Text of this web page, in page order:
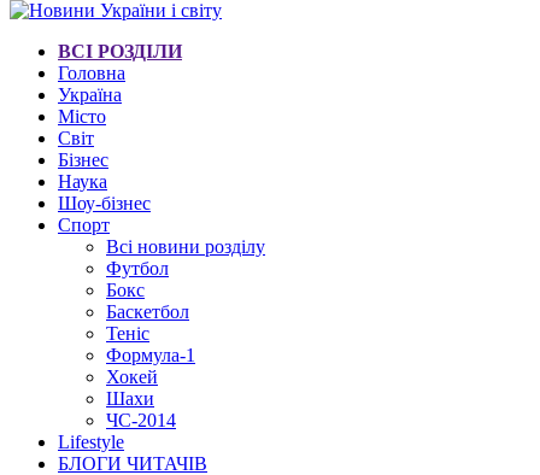
ВСІ РОЗДІЛИ
Головна
Україна
Місто
Світ
Бізнес
Наука
Шоу-бізнес
Спорт
Всі новини розділу
Футбол
Бокс
Баскетбол
Теніс
Формула-1
Хокей
Шахи
ЧС-2014
Lifestyle
БЛОГИ ЧИТАЧІВ